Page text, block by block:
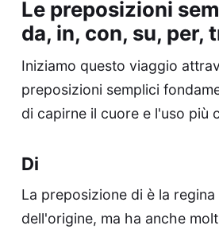
Le preposizioni
da, in, con, su, per,
Iniziamo questo viaggio
preposizioni semplici
di capirne il cuore e l'uso più
Di
La preposizione di è la
dell'origine, ma ha anche